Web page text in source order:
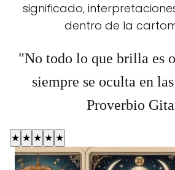
significado,
dentro de la
"No todo lo que brilla es
siempre se oculta en
Proverbio
★ ★ ★ ★ ★